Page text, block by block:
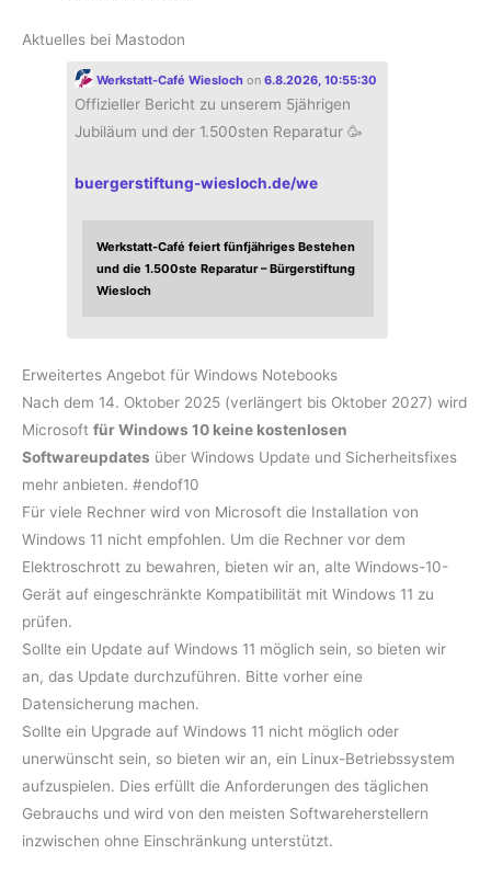
Aktuelles bei Mastodon
Werkstatt-Café Wieslochon 6.8.2026, 10:55:30
Offizieller Bericht zu unserem 5jährigen
Jubiläum und der 1.500sten Reparatur 🥳
buergerstiftung-wiesloch.de/we
Werkstatt-Café feiert fünfjähriges Bestehen
und die 1.500ste Reparatur – Bürgerstiftung
Wiesloch
Erweitertes Angebot für Windows Notebooks
Nach dem 14. Oktober 2025 (verlängert bis Oktober 2027) wird
Microsoft für Windows 10 keine kostenlosen
Softwareupdates über Windows Update und Sicherheitsfixes
mehr anbieten. #endof10
Für viele Rechner wird von Microsoft die Installation von
Windows 11 nicht empfohlen. Um die Rechner vor dem
Elektroschrott zu bewahren, bieten wir an, alte Windows-10-
Gerät auf eingeschränkte Kompatibilität mit Windows 11 zu
prüfen.
Sollte ein Update auf Windows 11 möglich sein, so bieten wir
an, das Update durchzuführen. Bitte vorher eine
Datensicherung machen.
Sollte ein Upgrade auf Windows 11 nicht möglich oder
unerwünscht sein, so bieten wir an, ein Linux-Betriebssystem
aufzuspielen. Dies erfüllt die Anforderungen des täglichen
Gebrauchs und wird von den meisten Softwareherstellern
inzwischen ohne Einschränkung unterstützt.